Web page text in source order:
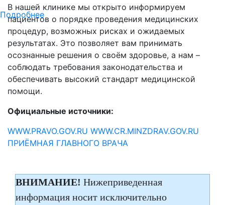
Подробнее
В нашей клинике мы открыто информируем
пациентов о порядке проведения медицинских
процедур, возможных рисках и ожидаемых
результатах. Это позволяет вам принимать
осознанные решения о своём здоровье, а нам –
соблюдать требования законодательства и
обеспечивать высокий стандарт медицинской
помощи.
Официальные источники:
WWW.PRAVO.GOV.RU WWW.CR.MINZDRAV.GOV.RU
ПРИЁМНАЯ ГЛАВНОГО ВРАЧА
ВНИМАНИЕ! Нижеприведенная
информация носит исключительно